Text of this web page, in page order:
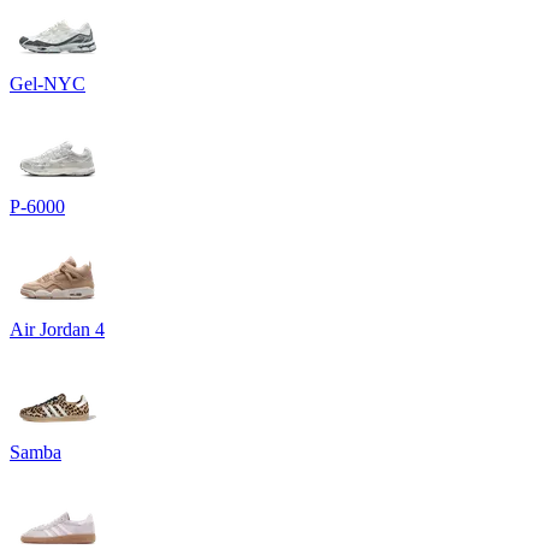
Gel-NYC
P-6000
Air Jordan 4
Samba